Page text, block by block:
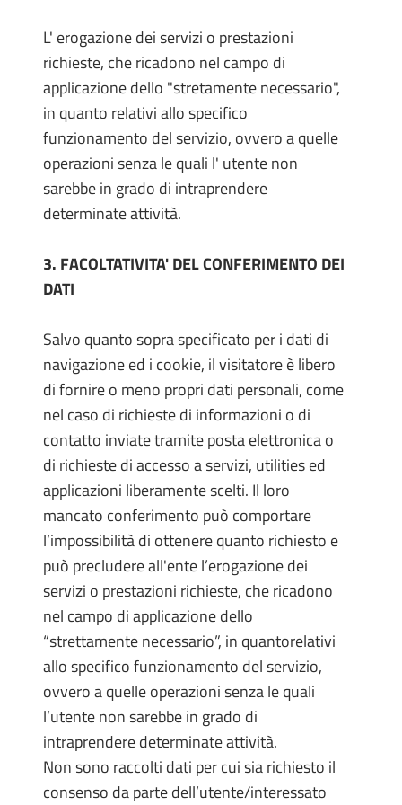
L' erogazione dei servizi o prestazioni
richieste, che ricadono nel campo di
applicazione dello "stretamente necessario",
in quanto relativi allo specifico
funzionamento del servizio, ovvero a quelle
operazioni senza le quali l' utente non
sarebbe in grado di intraprendere
determinate attività.
3. FACOLTATIVITA' DEL CONFERIMENTO DEI
DATI
Salvo quanto sopra specificato per i dati di
navigazione ed i cookie, il visitatore è libero
di fornire o meno propri dati personali, come
nel caso di richieste di informazioni o di
contatto inviate tramite posta elettronica o
di richieste di accesso a servizi, utilities ed
applicazioni liberamente scelti. Il loro
mancato conferimento può comportare
l’impossibilità di ottenere quanto richiesto e
può precludere all'ente l’erogazione dei
servizi o prestazioni richieste, che ricadono
nel campo di applicazione dello
“strettamente necessario”, in quantorelativi
allo specifico funzionamento del servizio,
ovvero a quelle operazioni senza le quali
l’utente non sarebbe in grado di
intraprendere determinate attività.
Non sono raccolti dati per cui sia richiesto il
consenso da parte dell’utente/interessato